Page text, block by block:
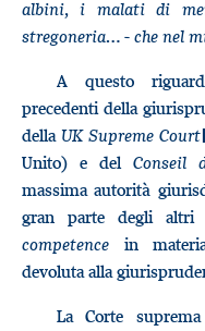
albini, i malati di
stregoneria… - che nel
A questo
precedenti della
della UK Supreme Court
Unito) e del Conseil
massima autorità
gran parte degli altri
competence in
devoluta alla
La Corte